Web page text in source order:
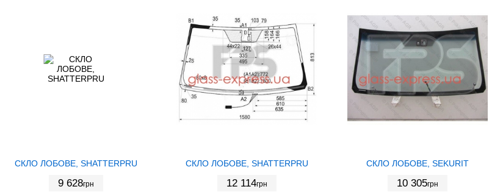
СКЛО ЛОБОВЕ, SHATTERPRU
9 628грн
СКЛО ЛОБОВЕ, SHATTERPRU
12 114грн
СКЛО ЛОБОВЕ, SEKURIT
10 305грн